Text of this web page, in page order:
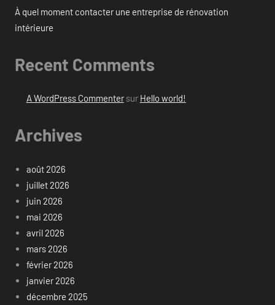
À quel moment contacter une entreprise de rénovation
intérieure
Recent Comments
A WordPress Commentersur Hello world!
Archives
août 2026
juillet 2026
juin 2026
mai 2026
avril 2026
mars 2026
février 2026
janvier 2026
décembre 2025